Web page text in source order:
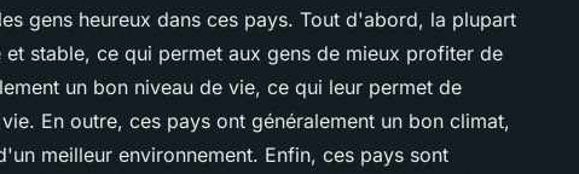
gens heureux dans ces pays. Tout d'abord, la plupart
stable, ce qui permet aux gens de mieux profiter de
un bon niveau de vie, ce qui leur permet de
En outre, ces pays ont généralement un bon climat,
meilleur environnement. Enfin, ces pays sont